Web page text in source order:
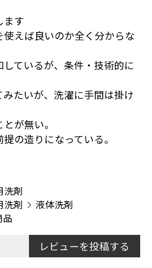
ます
使えば良いのか全く分からな
しているが、条件・技術的に
みたいが、洗濯に手間は掛け
が無い。
の造りになっている。
洗剤
洗剤
液体洗剤
品
レビューを投稿する